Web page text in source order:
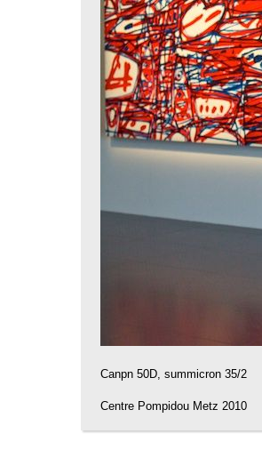
Canpn 50D, summicron 35/2
Centre Pompidou Metz 2010